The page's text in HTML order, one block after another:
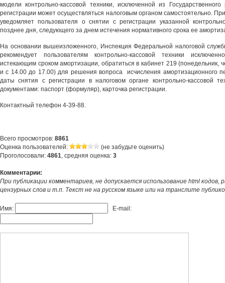
модели контрольно-кассовой техники, исключенной из
регистрации может осуществляться налоговым органом самостоятельно.
уведомляет пользователя о снятии с регистрации указанной
позднее дня, следующего за днем истечения нормативного срока ее
На основании вышеизложенного, Инспекция Федеральной налоговой
рекомендует пользователям контрольно-кассовой техники
истекающим сроком амортизации, обратиться в кабинет 219 (понедельник,
и с 14.00 до 17.00) для решения вопроса исчисления амортизационного
даты снятия с регистрации в налоговом органе контрольно-кассовой
документами: паспорт (формуляр), карточка регистрации.
Контактный телефон 4-39-88.
Всего просмотров: 8861
Оценка пользователей:
(не забудьте оценить)
Проголосовали: 4861, средняя оценка: 3
Комментарии:
При публикации комментариев, не допускается использование html кодов,
цензурных слов и т.п. Текст не на русском языке или на транслите
Имя: E-mail: